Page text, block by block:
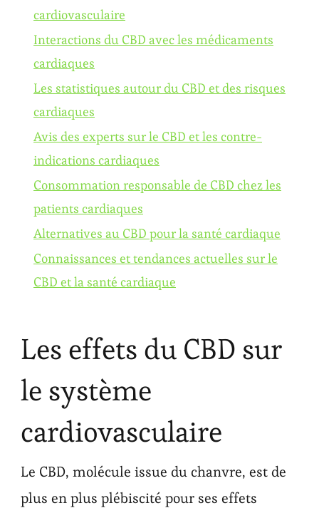
cardiovasculaire
Interactions du CBD avec les médicaments
cardiaques
Les statistiques autour du CBD et des risques
cardiaques
Avis des experts sur le CBD et les contre-
indications cardiaques
Consommation responsable de CBD chez les
patients cardiaques
Alternatives au CBD pour la santé cardiaque
Connaissances et tendances actuelles sur le
CBD et la santé cardiaque
Les effets du CBD sur
le système
cardiovasculaire
Le CBD, molécule issue du chanvre, est de
plus en plus plébiscité pour ses effets